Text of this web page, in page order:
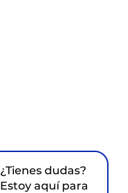
¿Tienes dudas?
Estoy aquí para